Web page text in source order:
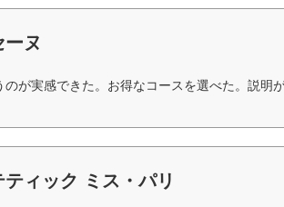
ーヌ
のが実感できた。お得なコースを選べた。説明
ティック ミス・パリ